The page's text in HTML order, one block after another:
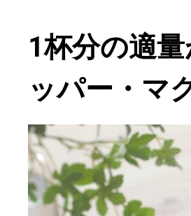
1杯分の適
ッパー・マ